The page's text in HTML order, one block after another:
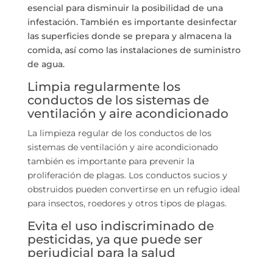
esencial para disminuir la posibilidad de una
infestación. También es importante desinfectar
las superficies donde se prepara y almacena la
comida, así como las instalaciones de suministro
de agua.
Limpia regularmente los
conductos de los sistemas de
ventilación y aire acondicionado
La limpieza regular de los conductos de los
sistemas de ventilación y aire acondicionado
también es importante para prevenir la
proliferación de plagas. Los conductos sucios y
obstruidos pueden convertirse en un refugio ideal
para insectos, roedores y otros tipos de plagas.
Evita el uso indiscriminado de
pesticidas, ya que puede ser
perjudicial para la salud